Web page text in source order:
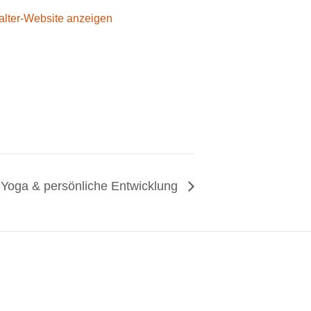
Website anzeigen
& persönliche Entwicklung